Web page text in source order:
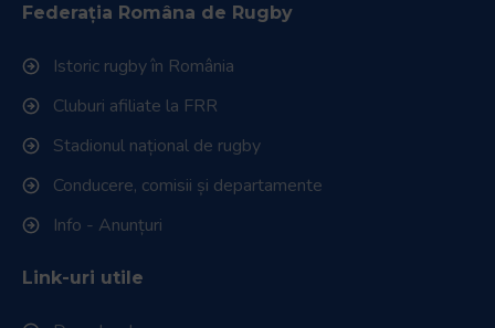
Federația Româna de Rugby
Istoric rugby în România
Cluburi afiliate la FRR
Stadionul național de rugby
Conducere, comisii și departamente
Info - Anunțuri
Link-uri utile